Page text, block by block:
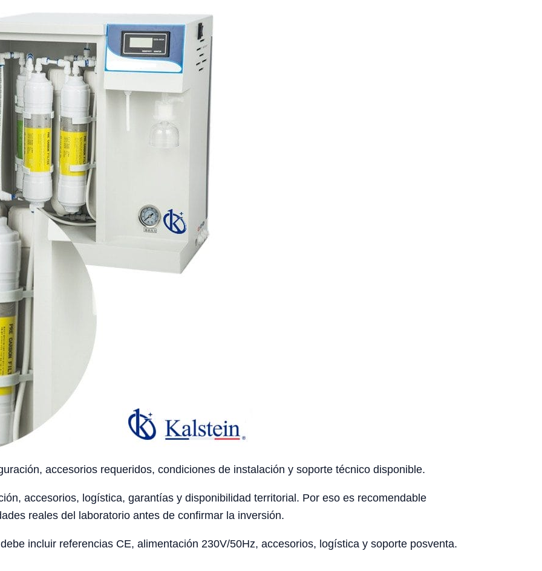
accesorios requeridos, condiciones de instalación y soporte técnico disponible.
accesorios, logística, garantías y disponibilidad territorial. Por eso es recomendable
reales del laboratorio antes de confirmar la inversión.
incluir referencias CE, alimentación 230V/50Hz, accesorios, logística y soporte posventa.